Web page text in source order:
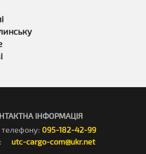
ІНФОРМАЦІЯ
095-182-42-99
utc-cargo-com@ukr.net